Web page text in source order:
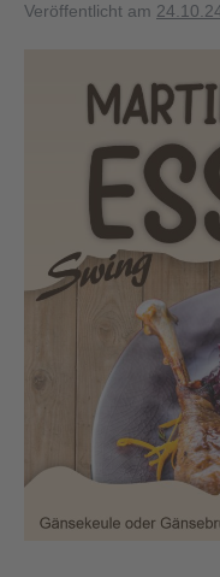
Veröffentlicht am